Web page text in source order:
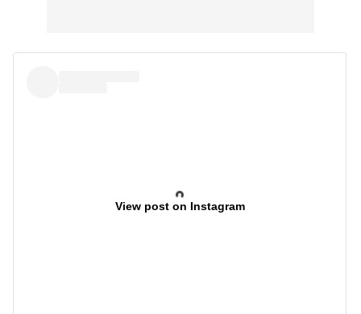
View post on Instagram